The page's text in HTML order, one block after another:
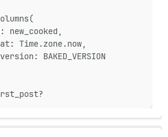
new_cooked,
Time.zone.now,
BAKED_VERSION